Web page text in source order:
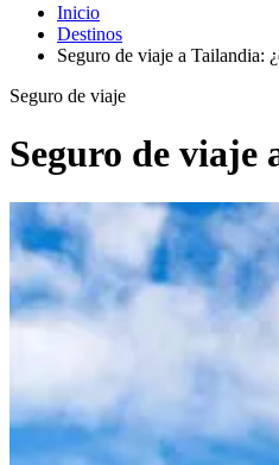
Inicio
Destinos
Seguro de viaje a Tailandia:
Seguro de viaje
Seguro de viaje